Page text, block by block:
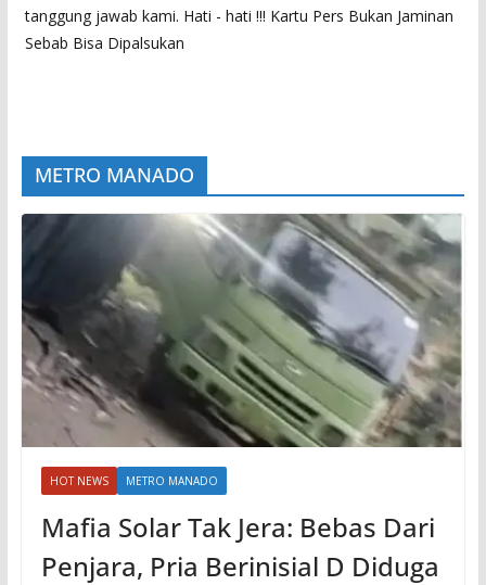
tanggung jawab kami. Hati - hati !!! Kartu Pers Bukan Jaminan
Sebab Bisa Dipalsukan
METRO MANADO
HOT NEWS METRO MANADO
Mafia Solar Tak Jera: Bebas Dari
Penjara, Pria Berinisial D Diduga